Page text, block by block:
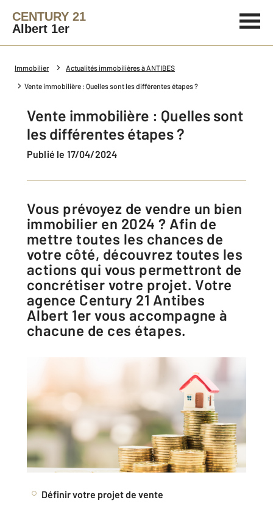
CENTURY 21
Albert 1er
Immobilier Actualités immobilières à ANTIBES
Vente immobilière : Quelles sont les différentes étapes ?
Vente immobilière : Quelles sont
les différentes étapes ?
Publié le 17/04/2024
Vous prévoyez de vendre un bien
immobilier en 2024 ? Afin de
mettre toutes les chances de
votre côté, découvrez toutes les
actions qui vous permettront de
concrétiser votre projet. Votre
agence Century 21 Antibes
Albert 1er vous accompagne à
chacune de ces étapes.
Définir votre projet de vente